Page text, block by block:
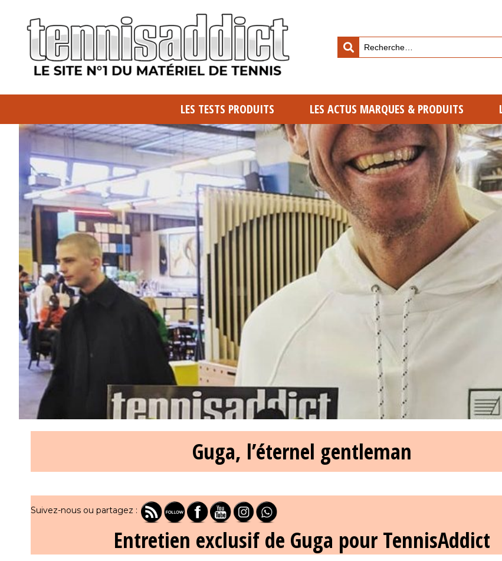
LES TESTS PRODUITS LES ACTUS MARQUES & PRODUITS
Guga, l’éternel gentleman
Suivez-nous ou partagez :
Entretien exclusif de Guga pour TennisAddict